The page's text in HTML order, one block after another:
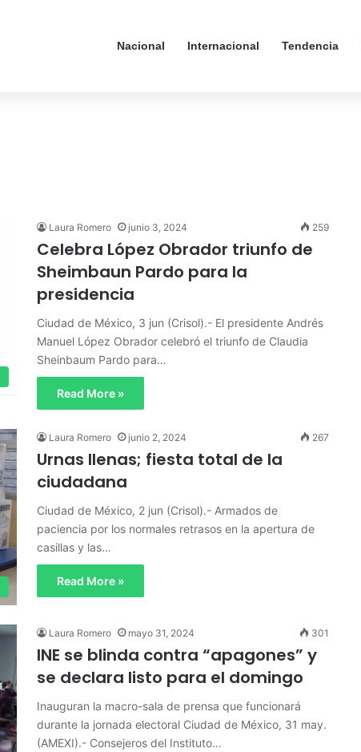
Nacional Internacional Tendencia
Laura Romero junio 3, 2024 259
Celebra López Obrador triunfo de
Sheimbaun Pardo para la
presidencia
Ciudad de México, 3 jun (Crisol).- El presidente Andrés
Manuel López Obrador celebró el triunfo de Claudia
Sheinbaum Pardo para…
Read More »
Laura Romero junio 2, 2024 267
Urnas llenas; fiesta total de la
ciudadana
Ciudad de México, 2 jun (Crisol).- Armados de
paciencia por los normales retrasos en la apertura de
casillas y las…
Read More »
Laura Romero mayo 31, 2024 301
INE se blinda contra “apagones” y
se declara listo para el domingo
Inauguran la macro-sala de prensa que funcionará
durante la jornada electoral Ciudad de México, 31 may.
(AMEXI).- Consejeros del Instituto…